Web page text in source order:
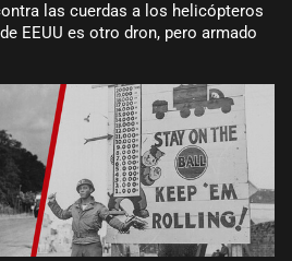
las cuerdas a los helicópteros
EEUU es otro dron, pero armado